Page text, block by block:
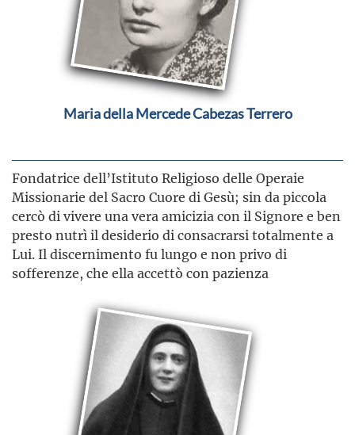
Maria della Mercede Cabezas Terrero
Fondatrice dell’Istituto Religioso delle Operaie
Missionarie del Sacro Cuore di Gesù; sin da piccola
cercò di vivere una vera amicizia con il Signore e ben
presto nutrì il desiderio di consacrarsi totalmente a
Lui. Il discernimento fu lungo e non privo di
sofferenze, che ella accettò con pazienza